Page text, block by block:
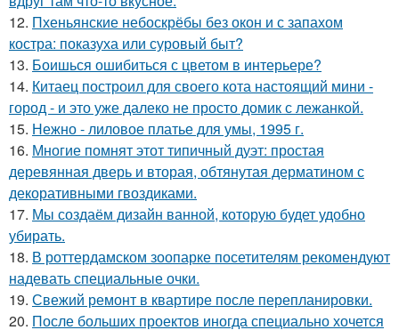
12. Пхеньянские небоскрёбы без окон и с запахом
костра: показуха или суровый быт?
13. Боишься ошибиться с цветом в интерьере?
14. Китаец построил для своего кота настоящий мини -
город - и это уже далеко не просто домик с лежанкой.
15. Нежно - лиловое платье для умы, 1995 г.
16. Многие помнят этот типичный дуэт: простая
деревянная дверь и вторая, обтянутая дерматином с
декоративными гвоздиками.
17. Мы создаём дизайн ванной, которую будет удобно
убирать.
18. В роттердамском зоопарке посетителям рекомендуют
надевать специальные очки.
19. Свежий ремонт в квартире после перепланировки.
20. После больших проектов иногда специально хочется